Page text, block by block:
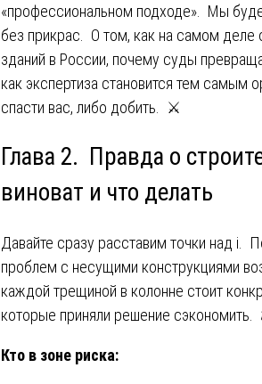
«профессиональном подходе». Мы
без прикрас. О том, как на самом деле
зданий в России, почему суды
как экспертиза становится тем самым
спасти вас, либо добить. ⚔️
Глава 2. Правда о
виноват и что делать
Давайте сразу расставим точки над i.
проблем с несущими конструкциями
каждой трещиной в колонне стоит
которые приняли решение
Кто в зоне риска: